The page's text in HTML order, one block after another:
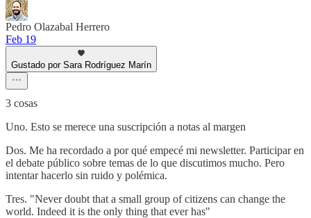
Pedro Olazabal Herrero
Feb 19
Gustado por Sara Rodríguez Marín
3 cosas
Uno. Esto se merece una suscripción a notas al margen
Dos. Me ha recordado a por qué empecé mi newsletter. Participar en
el debate público sobre temas de lo que discutimos mucho. Pero
intentar hacerlo sin ruido y polémica.
Tres. "Never doubt that a small group of citizens can change the
world. Indeed it is the only thing that ever has"